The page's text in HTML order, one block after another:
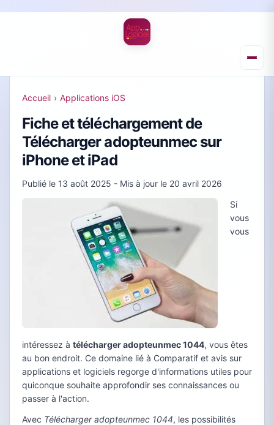
Accueil › Applications iOS
Fiche et téléchargement de
Télécharger adopteunmec sur
iPhone et iPad
Publié le 13 août 2025 - Mis à jour le 20 avril 2026
Si
vous
vous
intéressez à télécharger adopteunmec 1044, vous êtes
au bon endroit. Ce domaine lié à Comparatif et avis sur
applications et logiciels regorge d'informations utiles pour
quiconque souhaite approfondir ses connaissances ou
passer à l'action.
Avec Télécharger adopteunmec 1044, les possibilités